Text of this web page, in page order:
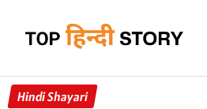
Hindi Shayari